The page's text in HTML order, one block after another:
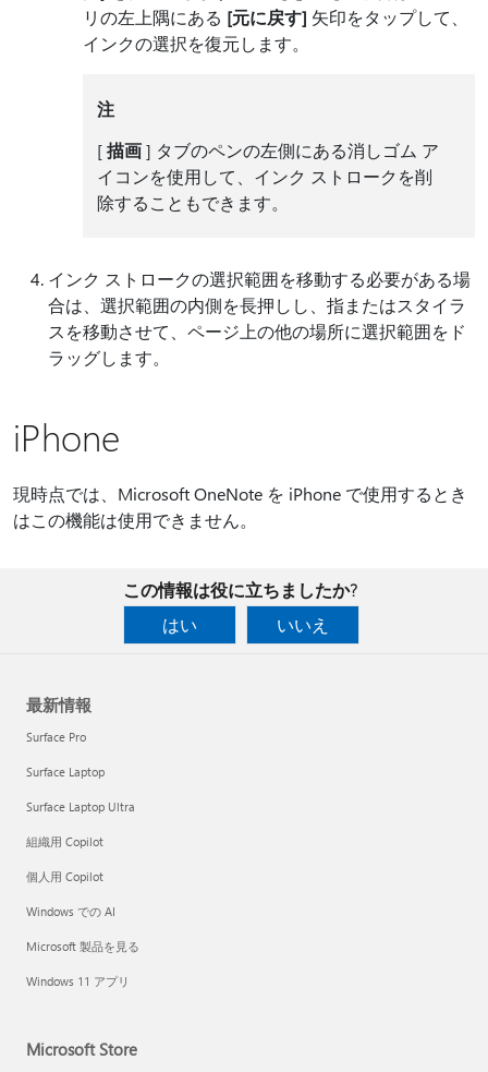
リの左上隅にある [元に戻す] 矢印をタップして、
インクの選択を復元します。
注
[描画] タブのペンの左側にある消しゴム ア
イコンを使用して、インク ストロークを削
除することもできます。
インク ストロークの選択範囲を移動する必要がある場
合は、選択範囲の内側を長押しし、指またはスタイラ
スを移動させて、ページ上の他の場所に選択範囲をド
ラッグします。
iPhone
現時点では、Microsoft OneNote を iPhone で使用するとき
はこの機能は使用できません。
この情報は役に立ちましたか?
はい
いいえ
最新情報
Surface Pro
Surface Laptop
Surface Laptop Ultra
組織用 Copilot
個人用 Copilot
Windows での AI
Microsoft 製品を見る
Windows 11 アプリ
Microsoft Store